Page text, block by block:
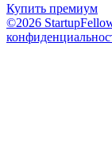
Купить премиум
©2026